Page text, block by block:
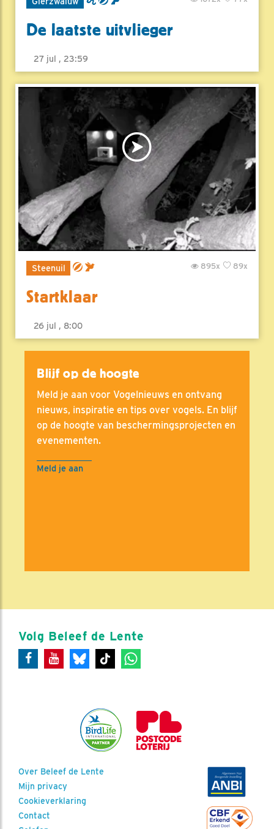
De laatste uitvlieger
27 jul , 23:59
Steenuil 89x
895x
Startklaar
26 jul , 8:00
Blijf op de hoogte
Meld je aan voor Vogelnieuws en ontvang
nieuws, inspiratie en tips over vogels. En blijf
op de hoogte van beschermingsprojecten en
evenementen.
Meld je aan
Volg Beleef de Lente
Over Beleef de Lente
Mijn privacy
Cookieverklaring
Contact